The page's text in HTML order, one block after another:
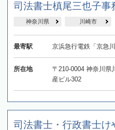
司法書士槙尾三也子事
神奈川県 川崎市
最寄駅 京浜急行電鉄「京急
所在地
〒210-0004 神奈川県
産ビル302
司法書士・行政書士け